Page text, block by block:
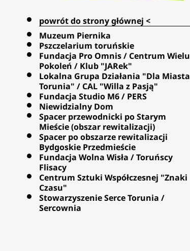
powrót do strony głównej <
Muzeum Piernika
Pszczelarium toruńskie
Fundacja Pro Omnis / Centrum Wielu
Pokoleń / Klub "JARek"
Lokalna Grupa Działania "Dla Miasta
Torunia" / CAL "Willa z Pasją"
Fundacja Studio M6 / PERS
Niewidzialny Dom
Spacer przewodnicki po Starym
Mieście (obszar rewitalizacji)
Spacer po obszarze rewitalizacji
Bydgoskie Przedmieście
Fundacja Wolna Wisła / Toruńscy
Flisacy
Centrum Sztuki Współczesnej "Znaki
Czasu"
Stowarzyszenie Serce Torunia /
Sercownia